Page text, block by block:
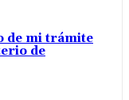
de mi trámite
de